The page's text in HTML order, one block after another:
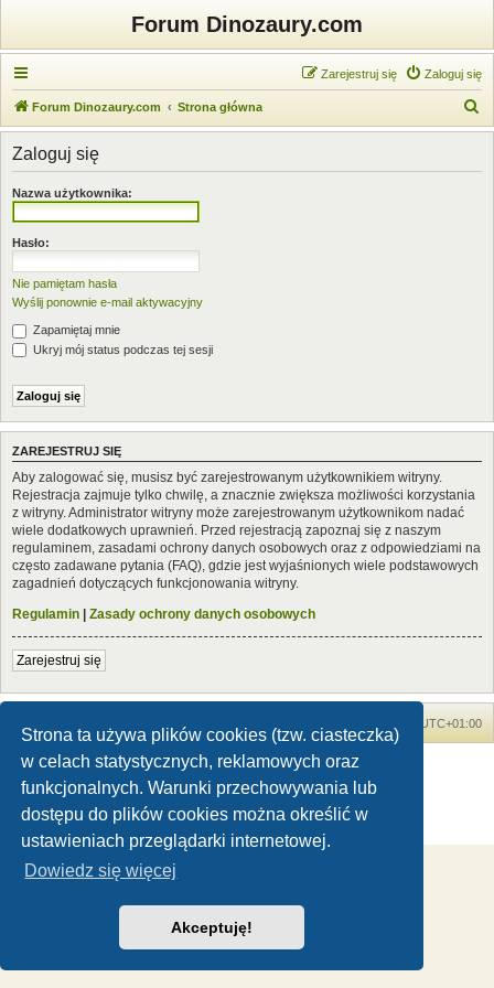
Strona ta używa plików cookies (tzw. ciasteczka)
w celach statystycznych, reklamowych oraz
funkcjonalnych. Warunki przechowywania lub
dostępu do plików cookies można określić w
ustawieniach przeglądarki internetowej.
Dowiedz się więcej
Akceptuję!
Forum Dinozaury.com
Zaloguj się
Zarejestruj się
Forum Dinozaury.com Strona główna
z
Zaloguj się
Nazwa użytkownika:
Hasło:
Nie pamiętam hasła
Wyślij ponownie e-mail aktywacyjny
Zapamiętaj mnie
Ukryj mój status podczas tej sesji
ZAREJESTRUJ SIĘ
Aby zalogować się, musisz być zarejestrowanym użytkownikiem witryny.
Rejestracja zajmuje tylko chwilę, a znacznie zwiększa możliwości korzystania
z witryny. Administrator witryny może zarejestrowanym użytkownikom nadać
wiele dodatkowych uprawnień. Przed rejestracją zapoznaj się z naszym
regulaminem, zasadami ochrony danych osobowych oraz z odpowiedziami na
często zadawane pytania (FAQ), gdzie jest wyjaśnionych wiele podstawowych
zagadnień dotyczących funkcjonowania witryny.
Regulamin | Zasady ochrony danych osobowych
Zarejestruj się
UTC+01:00
Dinozaury.com© 2006-2020
Technologię dostarczaphpBB® Forum Software © phpBB Limited
Zasady ochrony danych osobowych|Regulamin